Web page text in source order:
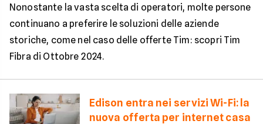
Nonostante la vasta scelta di operatori, molte persone
continuano a preferire le soluzioni delle aziende
storiche, come nel caso delle offerte Tim: scopri Tim
Fibra di Ottobre 2024.
Edison entra nei servizi Wi-Fi: la
nuova offerta per internet casa